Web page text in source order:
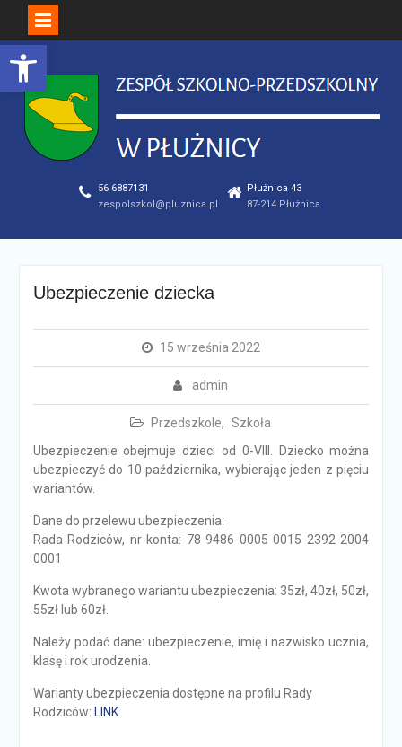
Open toolbar
Skip
to
content
56 6887131
zespolszkol@pluznica.pl
Płużnica 43
87-214 Płużnica
Ubezpieczenie dziecka
15 września 2022
admin
Przedszkole, Szkoła
Ubezpieczenie obejmuje dzieci od 0-VIII. Dziecko można
ubezpieczyć do 10 października, wybierając jeden z pięciu
wariantów.
Dane do przelewu ubezpieczenia:
Rada Rodziców, nr konta: 78 9486 0005 0015 2392 2004
0001
Kwota wybranego wariantu ubezpieczenia: 35zł, 40zł, 50zł,
55zł lub 60zł.
Należy podać dane: ubezpieczenie, imię i nazwisko ucznia,
klasę i rok urodzenia.
Warianty ubezpieczenia dostępne na profilu Rady
Rodziców: LINK